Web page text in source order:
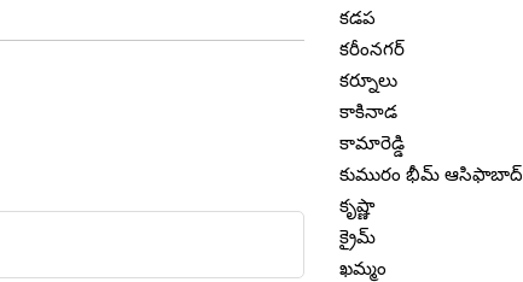
కడప
కరీంనగర్
కర్నూలు
కాకినాడ
కామారెడ్డి
కుమురం భీమ్ ఆసిఫాబాద్
కృష్ణా
క్రైమ్
ఖమ్మం